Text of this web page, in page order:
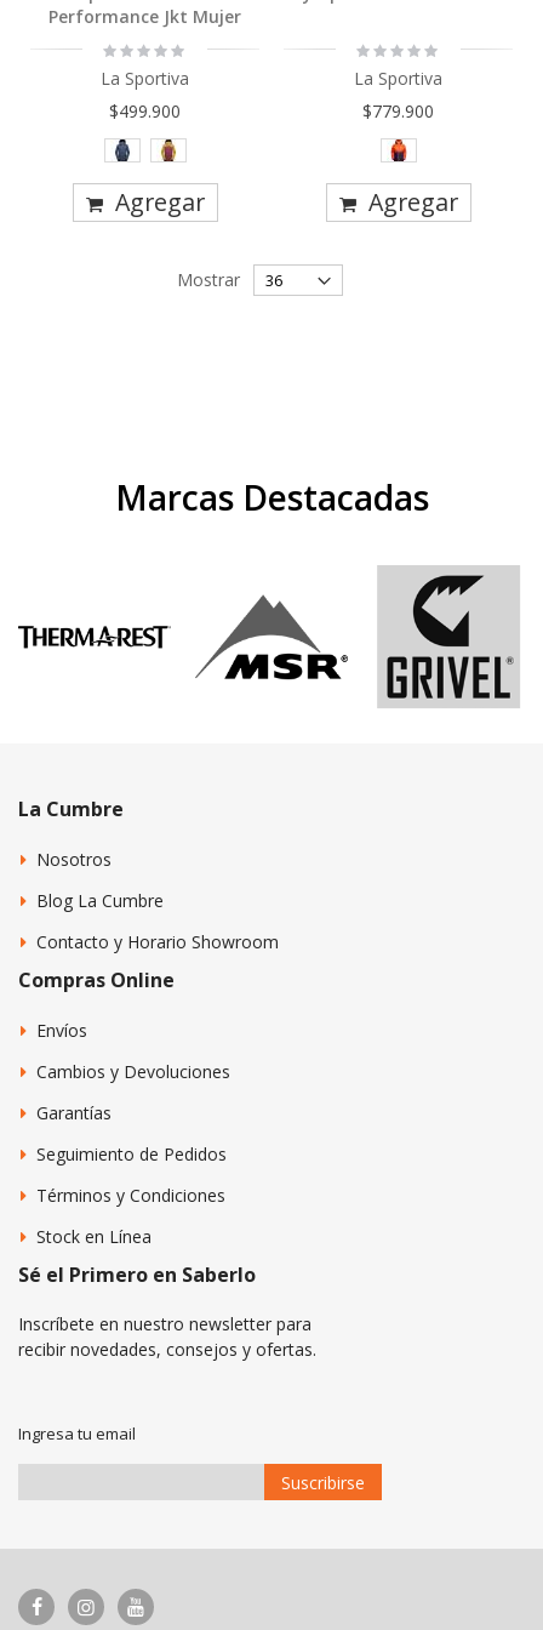
Performance Jkt Mujer
Rating:
0%
La Sportiva
$499.900
Agregar
Rating:
0%
La Sportiva
$779.900
Agregar
Mostrar
Marcas Destacadas
La Cumbre
Nosotros
Blog La Cumbre
Contacto y Horario Showroom
Compras Online
Envíos
Cambios y Devoluciones
Garantías
Seguimiento de Pedidos
Términos y Condiciones
Stock en Línea
Sé el Primero en Saberlo
Inscríbete en nuestro newsletter para
recibir novedades, consejos y ofertas.
Ingresa tu email
Envío:
Suscribirse